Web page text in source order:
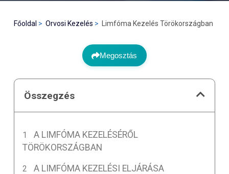
Főoldal Orvosi Kezelés Limfóma Kezelés Törökországban
Megosztás
Összegzés
A LIMFÓMA KEZELÉSÉRŐL
TÖRÖKORSZÁGBAN
A LIMFÓMA KEZELÉSI ELJÁRÁSA